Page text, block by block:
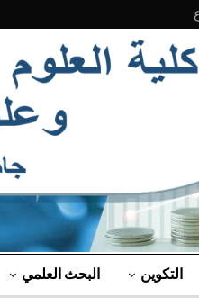
التكوين البحث العلمي